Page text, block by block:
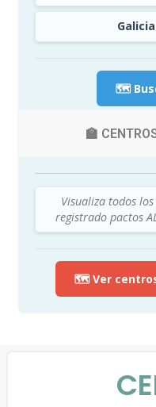
Galicia
🗺️
🏫
Visualiza todos
registrado pactos
🗺️ Ver